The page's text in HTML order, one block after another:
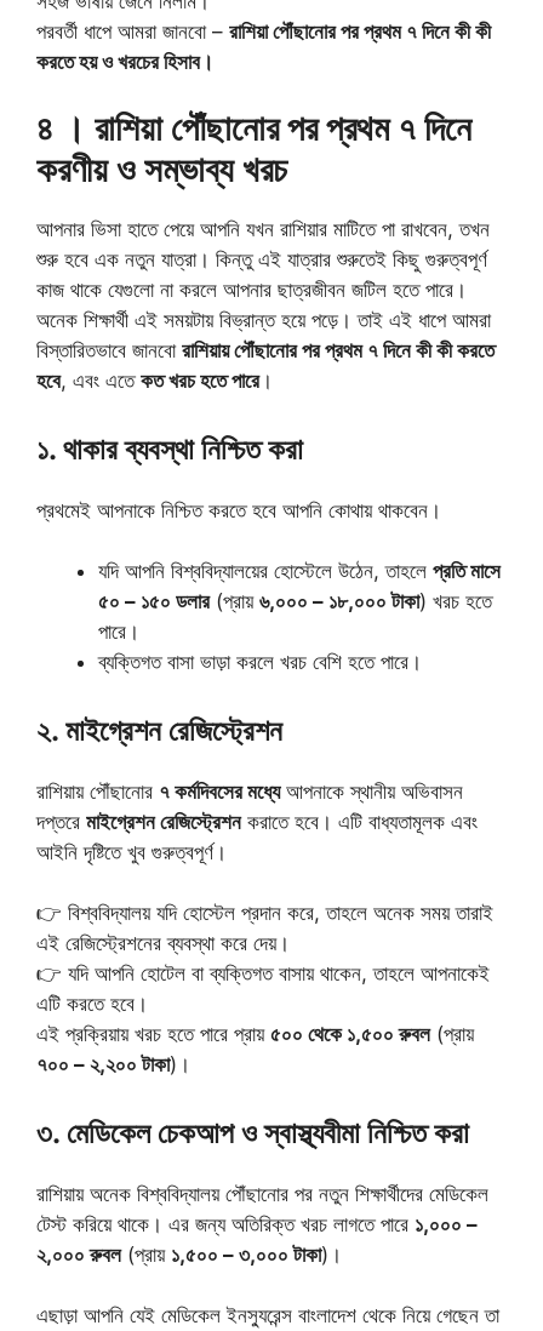
পরবর্তী ধাপে আমরা জানবো – রাশিয়া পৌঁছানোর পর প্রথম ৭ দিনে কী কী
করতে হয় ও খরচের হিসাব।
৪ । রাশিয়া পৌঁছানোর পর প্রথম ৭ দিনে
করণীয় ও সম্ভাব্য খরচ
আপনার ভিসা হাতে পেয়ে আপনি যখন রাশিয়ার মাটিতে পা রাখবেন, তখন
শুরু হবে এক নতুন যাত্রা। কিন্তু এই যাত্রার শুরুতেই কিছু গুরুত্বপূর্ণ
কাজ থাকে যেগুলো না করলে আপনার ছাত্রজীবন জটিল হতে পারে।
অনেক শিক্ষার্থী এই সময়টায় বিভ্রান্ত হয়ে পড়ে। তাই এই ধাপে আমরা
বিস্তারিতভাবে জানবো রাশিয়ায় পৌঁছানোর পর প্রথম ৭ দিনে কী কী করতে
হবে, এবং এতে কত খরচ হতে পারে।
১. থাকার ব্যবস্থা নিশ্চিত করা
প্রথমেই আপনাকে নিশ্চিত করতে হবে আপনি কোথায় থাকবেন।
যদি আপনি বিশ্ববিদ্যালয়ের হোস্টেলে উঠেন, তাহলে প্রতি মাসে
৫০ – ১৫০ ডলার(প্রায় ৬,০০০ – ১৮,০০০ টাকা) খরচ হতে
পারে।
ব্যক্তিগত বাসা ভাড়া করলে খরচ বেশি হতে পারে।
২. মাইগ্রেশন রেজিস্ট্রেশন
রাশিয়ায় পৌঁছানোর ৭ কর্মদিবসের মধ্যেআপনাকে স্থানীয় অভিবাসন
দপ্তরে মাইগ্রেশন রেজিস্ট্রেশনকরাতে হবে। এটি বাধ্যতামূলক এবং
আইনি দৃষ্টিতে খুব গুরুত্বপূর্ণ।
👉 বিশ্ববিদ্যালয় যদি হোস্টেল প্রদান করে, তাহলে অনেক সময় তারাই
এই রেজিস্ট্রেশনের ব্যবস্থা করে দেয়।
👉 যদি আপনি হোটেল বা ব্যক্তিগত বাসায় থাকেন, তাহলে আপনাকেই
এটি করতে হবে।
এই প্রক্রিয়ায় খরচ হতে পারে প্রায় ৫০০ থেকে ১,৫০০ রুবল(প্রায়
৭০০ – ২,২০০ টাকা)।
৩. মেডিকেল চেকআপ ও স্বাস্থ্যবীমা নিশ্চিত করা
রাশিয়ায় অনেক বিশ্ববিদ্যালয় পৌঁছানোর পর নতুন শিক্ষার্থীদের মেডিকেল
টেস্ট করিয়ে থাকে। এর জন্য অতিরিক্ত খরচ লাগতে পারে ১,০০০ –
২,০০০ রুবল(প্রায় ১,৫০০ – ৩,০০০ টাকা)।
এছাড়া আপনি যেই মেডিকেল ইনস্যুরেন্স বাংলাদেশ থেকে নিয়ে গেছেন তা